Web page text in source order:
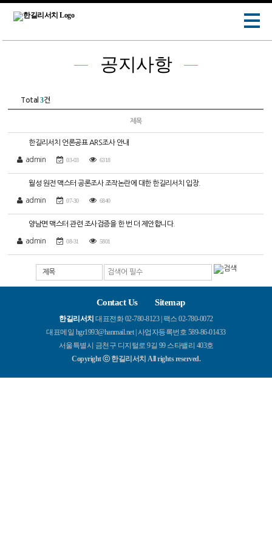
공지사항
Total3건
제목
한길리서치 언론공표 ARS조사 안내
admin 03-03 6318
월성 원전 맥스터 공론조사 조작논란에 대한 한길리서치 입장.
admin 07-30 6840
양남면 맥스터 관련 조사검증을 한 번 더 제안합니다.
admin 08-31 5801
제목
Contact Us Sitemap
한길리서치 대표전화 02-780-8123 | 팩스 02-780-0072
대표메일 hgr1993@hanmail.net | 사업자등록번호 589-86-01433
서울특별시 금천구 디지털로 9길 99 스타밸리 403호
Copyright ⓒ 한길리서치 All rights reserved.